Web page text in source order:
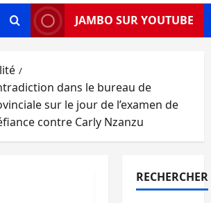
JAMBO SUR YOUTUBE
dans le bureau de
sur le jour de l’examen de
contre Carly Nzanzu
RECHERCHER